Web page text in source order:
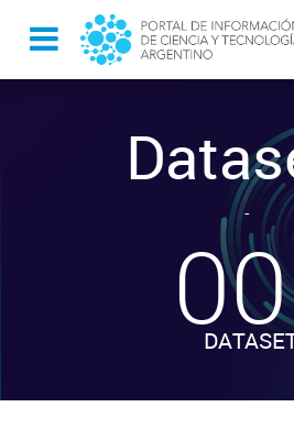
-